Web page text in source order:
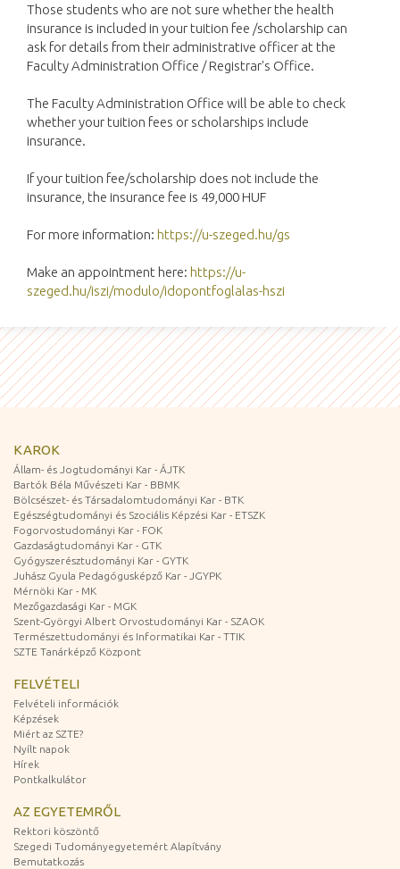
Those students who are not sure whether the health
insurance is included in your tuition fee /scholarship can
ask for details from their administrative officer at the
Faculty Administration Office / Registrar's Office.
The Faculty Administration Office will be able to check
whether your tuition fees or scholarships include
insurance.
If your tuition fee/scholarship does not include the
insurance, the insurance fee is 49,000 HUF
For more information: https://u-szeged.hu/gs
Make an appointment here: https://u-
szeged.hu/iszi/modulo/idopontfoglalas-hszi
KAROK
Állam- és Jogtudományi Kar - ÁJTK
Bartók Béla Művészeti Kar - BBMK
Bölcsészet- és Társadalomtudományi Kar - BTK
Egészségtudományi és Szociális Képzési Kar - ETSZK
Fogorvostudományi Kar - FOK
Gazdaságtudományi Kar - GTK
Gyógyszerésztudományi Kar - GYTK
Juhász Gyula Pedagógusképző Kar - JGYPK
Mérnöki Kar - MK
Mezőgazdasági Kar - MGK
Szent-Györgyi Albert Orvostudományi Kar - SZAOK
Természettudományi és Informatikai Kar - TTIK
SZTE Tanárképző Központ
FELVÉTELI
Felvételi információk
Képzések
Miért az SZTE?
Nyílt napok
Hírek
Pontkalkulátor
AZ EGYETEMRŐL
Rektori köszöntő
Szegedi Tudományegyetemért Alapítvány
Bemutatkozás